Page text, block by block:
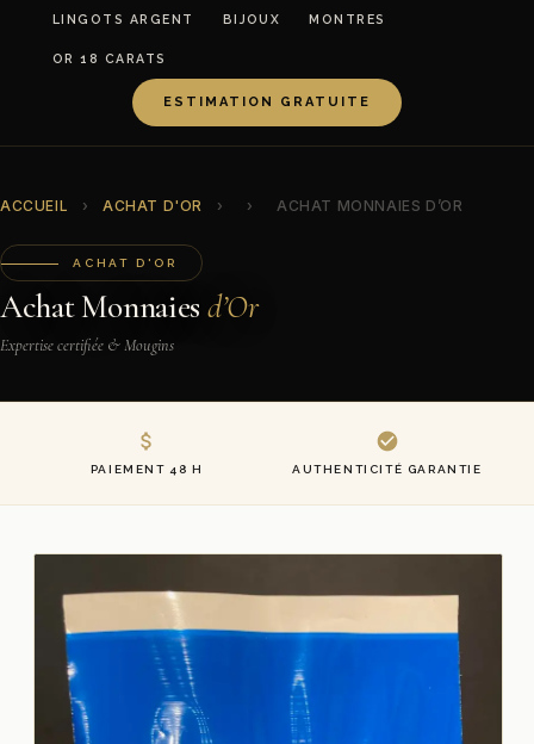
LINGOTS ARGENT BIJOUX MONTRES
OR 18 CARATS
ESTIMATION GRATUITE
ACCUEIL › ACHAT D'OR › › ACHAT MONNAIES D’OR
ACHAT D'OR
Achat Monnaies d’Or
Expertise certifiée & Mougins
PAIEMENT 48 H AUTHENTICITÉ GARANTIE